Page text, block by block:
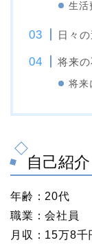
生活
日々
将来
将来
自己紹介
年齢：20代
職業：会社員
月収：15万8千